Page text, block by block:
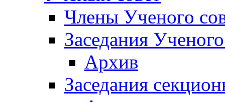
Члены Ученого
Заседания
Архив
Заседания